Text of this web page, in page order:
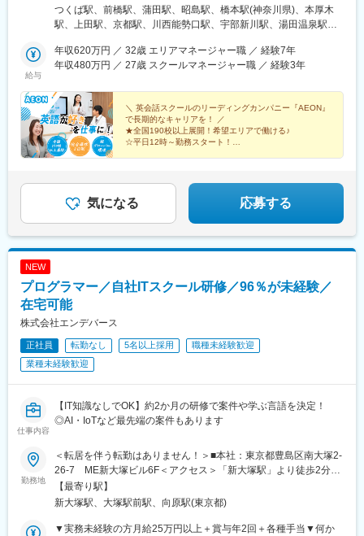
吉祥寺、昭島など神奈川 / 横浜、日吉、橋本、本厚木など埼玉 / 大
宮、浦和、所沢、和光市など千葉 / 千葉、松戸、柏など■甲信越 /
部、山口、下関・徳島■九州 / 福岡・宮崎・鹿児島
つくば駅、前橋駅、蒲田駅、昭島駅、橋本駅(神奈川県)、本厚木
駅、上田駅、京都駅、川西能勢口駅、宇部新川駅、湯田温泉駅、
県)、七条駅、川西池田駅、眉山ロープウェイ山麓駅、都通駅、蓮
沼駅、鹿児島中央駅
給与
年収620万円 ／ 32歳 エリアマネージャー職 ／ 経験7年
年収480万円 ／ 27歳 スクールマネージャー職 ／ 経験3年
＼ 英会話スクールのリーディングカンパニー『AEON』
で長期的なキャリアを！ ／
★全国190校以上展開！希望エリアで働ける♪
☆平日12時～勤務スタート！
気になる 応募する
NEW
プログラマー／自社ITスクール研修／96％が未経験／
在宅可能
株式会社エンデバース
正社員 転勤なし 5名以上採用
職種未経験歓迎
業種未経験歓迎
仕事内容
【IT知識なしでOK】約2か月の研修で案件や学ぶ言語を決定！
◎AI・IoTなど最先端の案件もあります
勤務地
＜転居を伴う転勤はありません！＞■本社：東京都豊島区南大塚2-
26-7 ME新大塚ビル6F＜アクセス＞「新大塚駅」より徒歩2分
「大塚駅」より徒歩6分【研修後のプロジェクト先】◆フルリモー
ト、もしくは東京23区を中心とした東京・神奈川・千葉・埼玉・
す。※すべて徒歩10分以内の駅チカオフィスです。※敷地内全面禁
【最寄り駅】
新大塚駅、大塚駅前駅、向原駅(東京都)
▼実務未経験の方月給25万円以上＋賞与年2回＋各種手当▼何か